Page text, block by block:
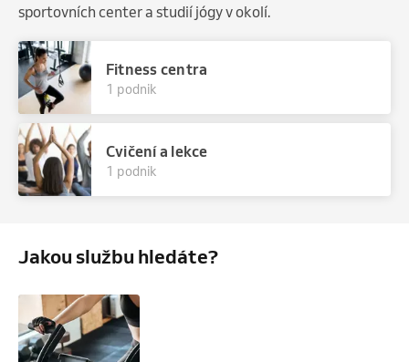
sportovních center a studií jógy v okolí.
Fitness centra
1 podnik
Cvičení a lekce
1 podnik
Jakou službu hledáte?